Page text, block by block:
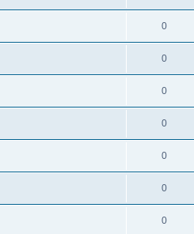
0
0
0
0
0
0
0